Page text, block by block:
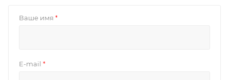
Ваше имя *
E-mail *